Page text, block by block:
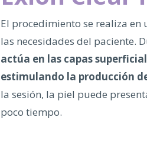
El procedimiento se realiza en
las necesidades del paciente.
actúa en las capas
estimulando la producción
la sesión, la piel puede
poco tiempo.